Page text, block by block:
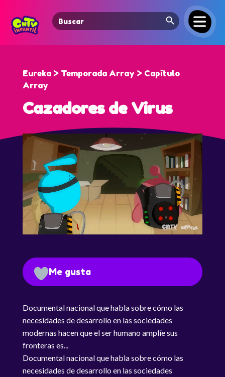
Search
for:
Search Button
Eureka > Temporada Array > Capítulo
Array
Cazadores de Virus
Me gusta
Documental nacional que habla sobre cómo las
necesidades de desarrollo en las sociedades
modernas hacen que el ser humano amplíe sus
fronteras es...
Documental nacional que habla sobre cómo las
necesidades de desarrollo en las sociedades